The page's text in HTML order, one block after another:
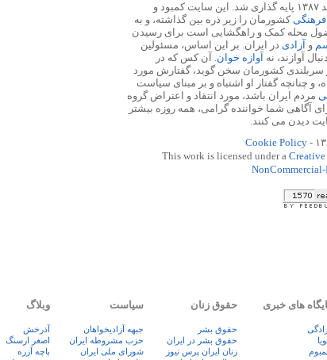
فضول محله در ۱۳ اسفند ۱۳۸۷ پایه گذاری شد. این سایت کمبود و
فرهنگیکشورمان را زیر ذره بین گذاشته، و به
محله کمک و راهگشایی است برای رسیدن
و آزادی در ایران. بر این اساس، مسئولین
آوازند، نه آوازه خوان. آن کس که در
سربلندی کشورمان سخن گوید، گفتارش مورد
و چنانچه گفتار او اشتباه و بر مبنای سیاست
مردم ایران باشد، مورد انتقاد و اعتراض گروه
آگاهی شما خواننده گرامی، همه روزه بیشتر
Cookie Policy
This work is licensed under a
های خبری حقوق زنان
حقوق بشر
حقوق بشر در ایران
زنان ايران پرس نيوز
سیاست
جبهه آزادیخواهان
حزب مشروطه ایران
شورای ملی ایران
وبلاگ
آذرخش
اصغر ارسنگ
باچه آزره